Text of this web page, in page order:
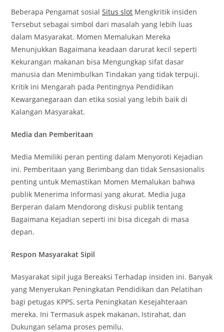
Beberapa Pengamat sosialSitus slot Mengkritik insiden
Tersebut sebagai simbol dari masalah yang lebih luas
dalam Masyarakat. Momen Memalukan Mereka
Menunjukkan Bagaimana keadaan darurat kecil seperti
Kekurangan makanan bisa Mengungkap sifat dasar
manusia dan Menimbulkan Tindakan yang tidak terpuji.
Kritik ini Mengarah pada Pentingnya Pendidikan
Kewarganegaraan dan etika sosial yang lebih baik di
Kalangan Masyarakat.
Media dan Pemberitaan
Media Memiliki peran penting dalam Menyoroti Kejadian
ini. Pemberitaan yang Berimbang dan tidak Sensasionalis
penting untuk Memastikan Momen Memalukan bahwa
publik Menerima Informasi yang akurat. Media juga
Berperan dalam Mendorong diskusi publik tentang
Bagaimana Kejadian seperti ini bisa dicegah di masa
depan.
Respon Masyarakat Sipil
Masyarakat sipil juga Bereaksi Terhadap insiden ini. Banyak
yang Menyerukan Peningkatan Pendidikan dan Pelatihan
bagi petugas KPPS, serta Peningkatan Kesejahteraan
mereka. Ini Termasuk aspek makanan, Istirahat, dan
Dukungan selama proses pemilu.